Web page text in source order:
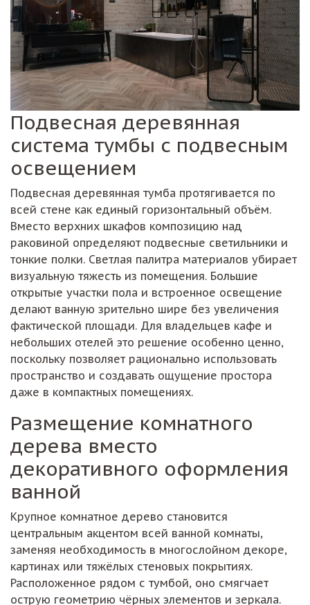
Подвесная деревянная
система тумбы с подвесным
освещением
Подвесная деревянная тумба протягивается по
всей стене как единый горизонтальный объём.
Вместо верхних шкафов композицию над
раковиной определяют подвесные светильники и
тонкие полки. Светлая палитра материалов убирает
визуальную тяжесть из помещения. Большие
открытые участки пола и встроенное освещение
делают ванную зрительно шире без увеличения
фактической площади. Для владельцев кафе и
небольших отелей это решение особенно ценно,
поскольку позволяет рационально использовать
пространство и создавать ощущение простора
даже в компактных помещениях.
Размещение комнатного
дерева вместо
декоративного оформления
ванной
Крупное комнатное дерево становится
центральным акцентом всей ванной комнаты,
заменяя необходимость в многослойном декоре,
картинах или тяжёлых стеновых покрытиях.
Расположенное рядом с тумбой, оно смягчает
острую геометрию чёрных элементов и зеркала.